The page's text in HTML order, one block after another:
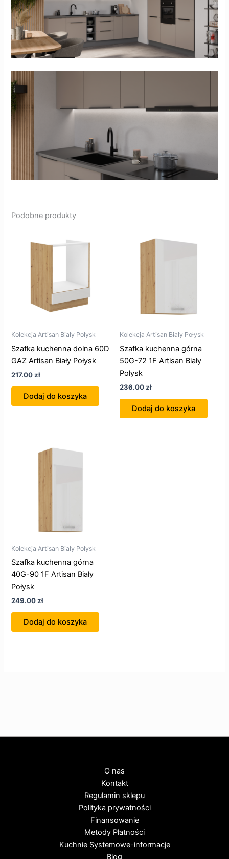
Podobne produkty
Kolekcja Artisan Biały Połysk
Szafka kuchenna dolna 60D
GAZ Artisan Biały Połysk
217.00zł
Dodaj do koszyka
Kolekcja Artisan Biały Połysk
Szafka kuchenna górna
50G-72 1F Artisan Biały
Połysk
236.00zł
Dodaj do koszyka
Kolekcja Artisan Biały Połysk
Szafka kuchenna górna
40G-90 1F Artisan Biały
Połysk
249.00zł
Dodaj do koszyka
O nas
Kontakt
Regulamin sklepu
Polityka prywatności
Finansowanie
Metody Płatności
Kuchnie Systemowe-informacje